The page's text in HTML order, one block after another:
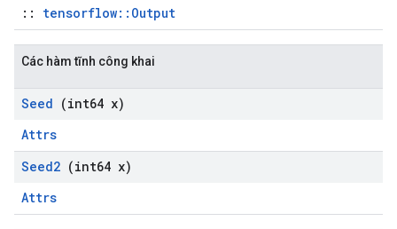
:: tensorflow::Output
Các hàm tĩnh công khai
Seed (int64 x)
Attrs
Seed2 (int64 x)
Attrs